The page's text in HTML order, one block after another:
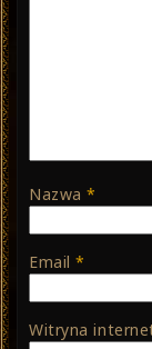
Nazwa*
Email*
Witryna